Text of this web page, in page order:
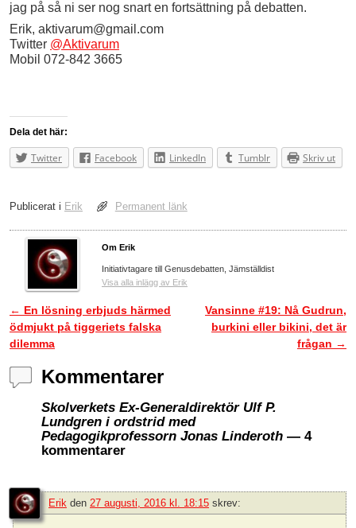
jag på så ni ser nog snart en fortsättning på debatten.
Erik, aktivarum@gmail.com
Twitter @Aktivarum
Mobil 072-842 3665
Dela det här:
Twitter Facebook LinkedIn Tumblr Skriv ut
Publicerat i Erik Permanent länk
Om Erik
Initiativtagare till Genusdebatten, Jämställdist
Visa alla inlägg av Erik
Inläggsnavigering
← En lösning erbjuds härmed
ödmjukt på tiggeriets falska
dilemma
Vansinne #19: Nå Gudrun,
burkini eller bikini, det är
frågan →
Kommentarer
Skolverkets Ex-Generaldirektör Ulf P.
Lundgren i ordstrid med
Pedagogikprofessorn Jonas Linderoth — 4
kommentarer
Erik den 27 augusti, 2016 kl. 18:15 skrev: